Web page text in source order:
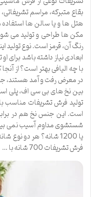
بقاع متبرکه، مراسم
هتل ها و یا سالن ها
مکن ها طراحی و تولید می
رنگ آن، قرمز است. نوع تولید
ابعادی نیاز داشته باشد
با چه الیافی بهتر است؟ از
در معرض رفت و آمد هستند،
بین نخ های بی سی اف، پلی
تولید فرش تشریفات
است. این جنس نخ هم در
یا 1200 شانه؟ هر دو
فرش تشریفات 700 شانه با …